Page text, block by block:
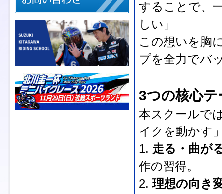
することで、
しい」
この想いを胸
プを全力でバ
3つの核心
本スクールで
イクを動かす
1. 走る・曲が
作の習得。
2. 理想の向き